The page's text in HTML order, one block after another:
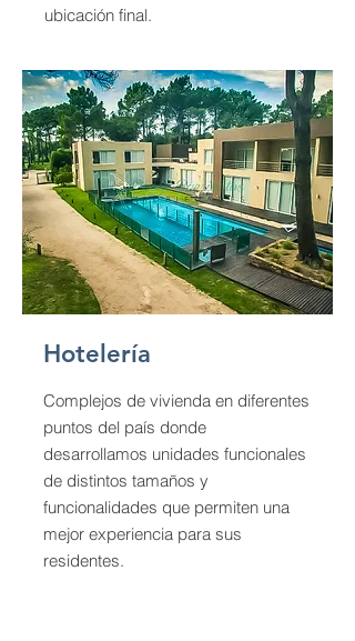
ubicación final.
Hotelería
Complejos de vivienda en diferentes
puntos del país donde
desarrollamos unidades funcionales
de distintos tamaños y
funcionalidades que permiten una
mejor experiencia para sus
residentes.